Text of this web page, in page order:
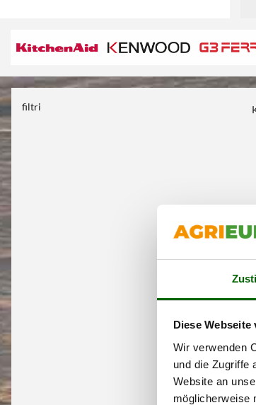
Diese
Wir verwenden
und die Zugriffe
Website an
möglicherweise
filtri